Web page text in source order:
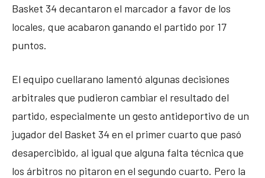
Basket 34 decantaron el marcador a favor de los
locales, que acabaron ganando el partido por 17
puntos.
El equipo cuellarano lamentó algunas decisiones
arbitrales que pudieron cambiar el resultado del
partido, especialmente un gesto antideportivo de un
jugador del Basket 34 en el primer cuarto que pasó
desapercibido, al igual que alguna falta técnica que
los árbitros no pitaron en el segundo cuarto. Pero la